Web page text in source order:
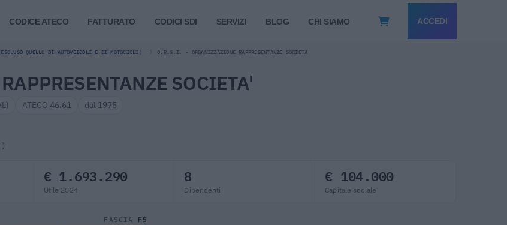
CODICE ATECO FATTURATO CODICI SDI SERVIZI BLOG CHI SIAMO ACCEDI
QUELLO DI AUTOVEICOLI E DI MOTOCICLI) O.R.S.I. - ORGANIZZAZIONE RAPPRESENTANZE SOCIETA'
SOCIETA'
ATECO 46.61 dal 1975
€ 1.693.290
Utile 2024
8
Dipendenti
€ 104.000
Capitale sociale
FASCIA F5